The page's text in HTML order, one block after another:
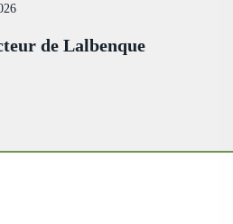
de Lalbenque